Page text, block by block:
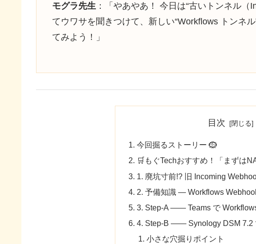
モグラ先生 ：「やあやあ！ 今日は“古いトンネル
てウワサを聞きつけて、新しい“Workflows トンネ
てみよう！」
目次
今回掘るストーリー 🪹
🛒もぐTechおすすめ！「まずは
1. 廃坑寸前!? 旧 Incoming
2. 予備知識 ― Workflows
3. Step-A —— Teams で
4. Step-B —— Synology DSM 7.2
小さな穴掘りポイント